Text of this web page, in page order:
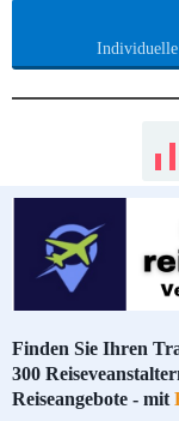
Individuelle
Finden Sie Ihren
300
Reiseangebote - mit